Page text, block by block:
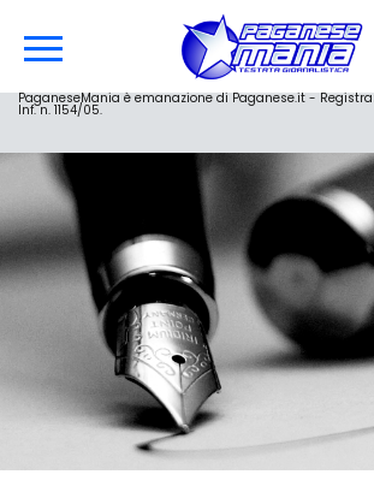
PaganeseMania è emanazione di Paganese.it -
Inf. n. 1154/05.